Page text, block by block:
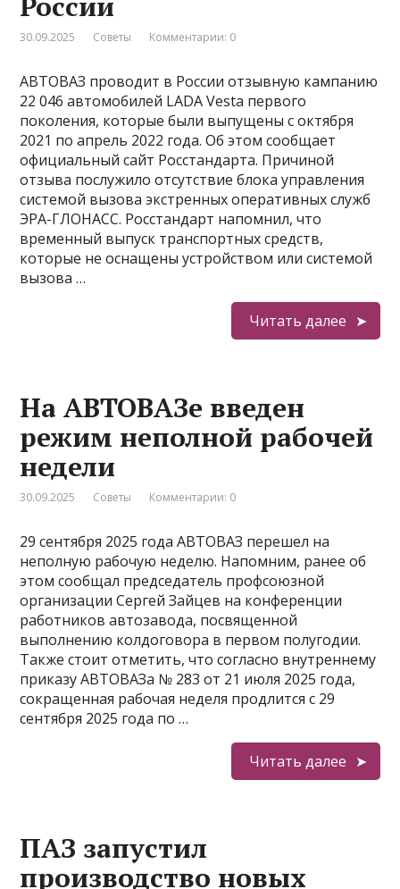
30.09.2025 Советы Комментарии: 0
АВТОВАЗ проводит в России отзывную кампанию
22 046 автомобилей LADA Vesta первого
поколения, которые были выпущены с октября
2021 по апрель 2022 года. Об этом сообщает
официальный сайт Росстандарта. Причиной
отзыва послужило отсутствие блока управления
системой вызова экстренных оперативных служб
ЭРА-ГЛОНАСС. Росстандарт напомнил, что
временный выпуск транспортных средств,
которые не оснащены устройством или системой
вызова …
Читать далее
На АВТОВАЗе введен
режим неполной рабочей
недели
30.09.2025 Советы Комментарии: 0
29 сентября 2025 года АВТОВАЗ перешел на
неполную рабочую неделю. Напомним, ранее об
этом сообщал председатель профсоюзной
организации Сергей Зайцев на конференции
работников автозавода, посвященной
выполнению колдоговора в первом полугодии.
Также стоит отметить, что согласно внутреннему
приказу АВТОВАЗа № 283 от 21 июля 2025 года,
сокращенная рабочая неделя продлится с 29
сентября 2025 года по …
Читать далее
ПАЗ запустил
производство новых